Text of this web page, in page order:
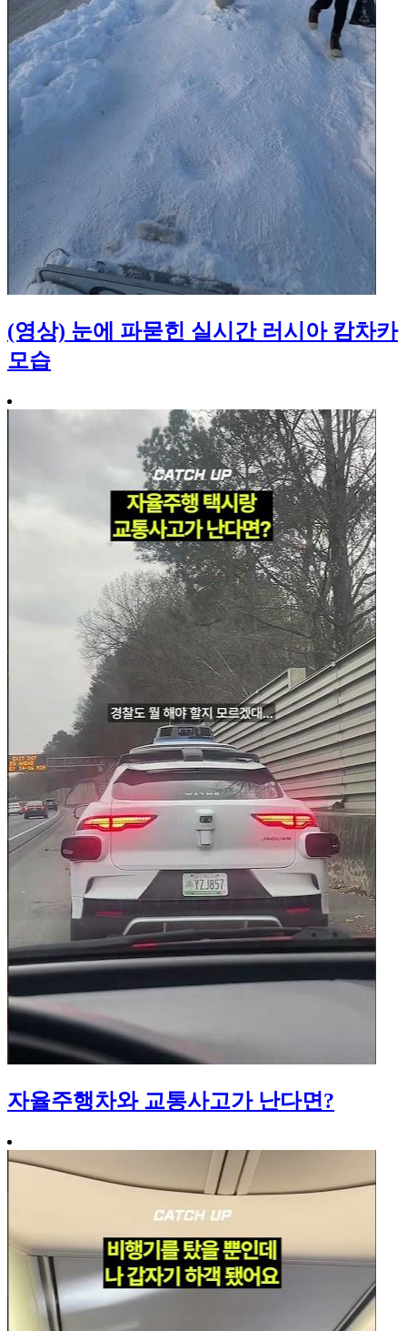
(영상) 눈에 파묻힌 실시간 러시아 캄차카
모습
자율주행차와 교통사고가 난다면?